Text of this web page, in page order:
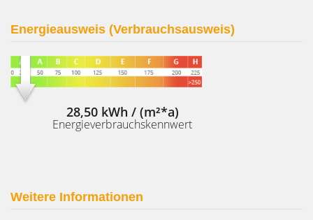
Energieausweis (Verbrauchsausweis)
28,50 kWh / (m²*a)
Energieverbrauchskennwert
Weitere Informationen